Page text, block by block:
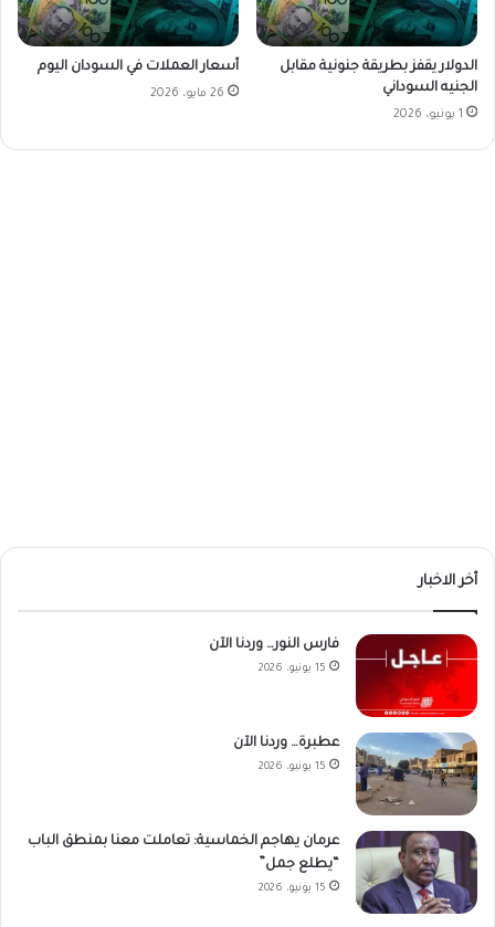
الدولار يقفز بطريقة جنونية مقابل
الجنيه السوداني
1 يونيو، 2026
أسعار العملات في السودان اليوم
26 مايو، 2026
أخر الاخبار
فارس النور… وردنا الآن
15 يونيو، 2026
عطبرة… وردنا الآن
15 يونيو، 2026
عرمان يهاجم الخماسية: تعاملت معنا بمنطق الباب
“يطلع جمل”
15 يونيو، 2026